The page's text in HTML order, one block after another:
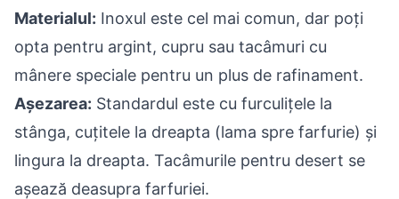
Materialul: Inoxul este cel mai comun, dar poți
opta pentru argint, cupru sau tacâmuri cu
mânere speciale pentru un plus de rafinament.
Așezarea: Standardul este cu furculițele la
stânga, cuțitele la dreapta (lama spre farfurie) și
lingura la dreapta. Tacâmurile pentru desert se
așează deasupra farfuriei.